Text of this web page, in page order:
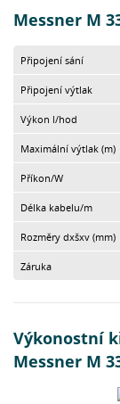
Messner M
Připojení sání
Připojení výtlak
Výkon l/hod
Maximální výtlak (m)
Příkon/W
Délka kabelu/m
Rozměry dxšxv (mm)
Záruka
Výkonostní
Messner M